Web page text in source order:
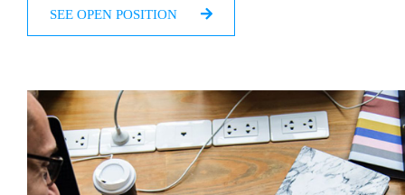
SEE OPEN POSITION